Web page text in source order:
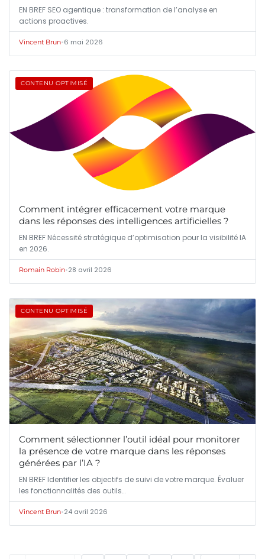
EN BREF SEO agentique : transformation de l’analyse en
actions proactives.
Vincent Brun•6 mai 2026
CONTENU OPTIMISÉ
Comment intégrer efficacement votre marque
dans les réponses des intelligences artificielles ?
EN BREF Nécessité stratégique d’optimisation pour la visibilité IA
en 2026.
Romain Robin•28 avril 2026
CONTENU OPTIMISÉ
Comment sélectionner l’outil idéal pour monitorer
la présence de votre marque dans les réponses
générées par l’IA ?
EN BREF Identifier les objectifs de suivi de votre marque. Évaluer
les fonctionnalités des outils…
Vincent Brun•24 avril 2026